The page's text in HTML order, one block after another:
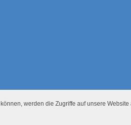
werden die Zugriffe auf unsere